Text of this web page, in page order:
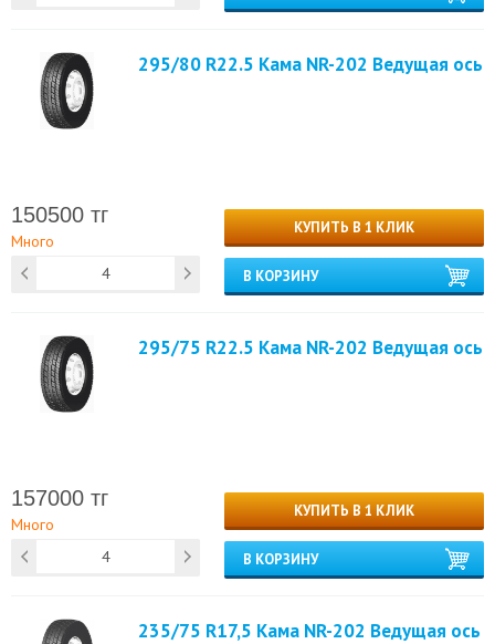
295/80 R22.5 Кама NR-202 Ведущая ось
150500 тг
Много
КУПИТЬ В 1 КЛИК
В КОРЗИНУ
295/75 R22.5 Кама NR-202 Ведущая ось
157000 тг
Много
КУПИТЬ В 1 КЛИК
В КОРЗИНУ
235/75 R17,5 Кама NR-202 Ведущая ось